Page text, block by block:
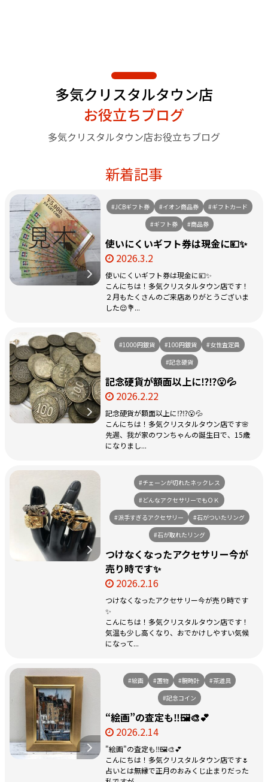
多気クリスタルタウン店
お役立ちブログ
多気クリスタルタウン店お役立ちブログ
新着記事
#JCBギフト券 #イオン商品券
#ギフトカード
#ギフト券
#商品券
使いにくいギフト券は現金に💴✨
2026.3.2
使いにくいギフト券は現金に💴✨
こんにちは！多気クリスタルタウン店です！
２月もたくさんのご来店ありがとうございま
した😌💐...
#1000円銀貨 #100円銀貨
#女性査定員
#記念硬貨
記念硬貨が額面以上に⁉️⁉️😮💦
2026.2.22
記念硬貨が額面以上に⁉️⁉️😮💦
こんにちは！多気クリスタルタウン店です🌸
先週、我が家のワンちゃんの誕生日で、15歳
になりまし...
#チェーンが切れたネックレス
#どんなアクセサリーでもＯＫ
#派手すぎるアクセサリー
#石がついたリング
#石が取れたリング
つけなくなったアクセサリー今が
売り時です✨
2026.2.16
つけなくなったアクセサリー今が売り時です
✨
こんにちは！多気クリスタルタウン店です！
気温も少し高くなり、おでかけしやすい気候
になって...
#絵画 #置物 #腕時計
#茶道具
#記念コイン
“絵画”の査定も‼️🖼️🎨💕
2026.2.14
"絵画"の査定も‼️🖼️🎨💕
こんにちは！多気クリスタルタウン店です🌷
占いとは無縁で正月のおみくじ止まりだった